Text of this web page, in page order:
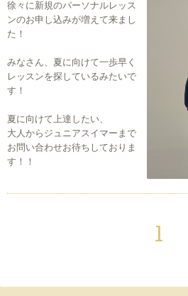
徐々に新規のパーソナルレッス
ンのお申し込みが増えて来まし
た！
みなさん、夏に向けて一歩早く
レッスンを探しているみたいで
す！
夏に向けて上達したい、
大人からジュニアスイマーまで
お問い合わせお待ちしておりま
す！！
1